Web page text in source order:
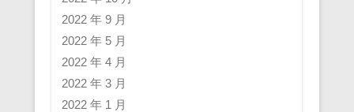
2022 年 9 月
2022 年 5 月
2022 年 4 月
2022 年 3 月
2022 年 1 月